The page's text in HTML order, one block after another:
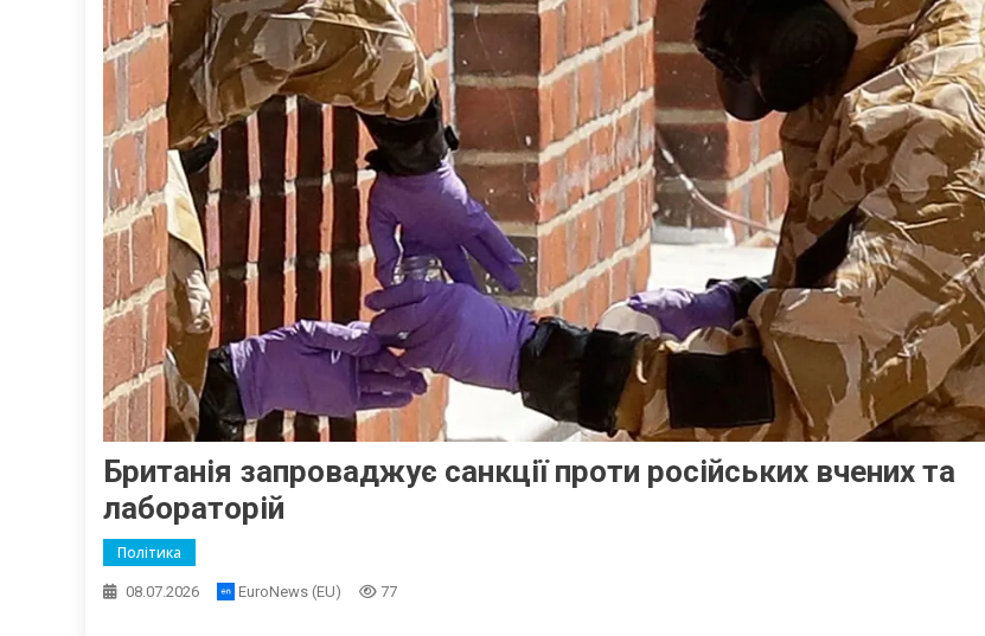
Британія запроваджує санкції проти російських вчених та
лабораторій
Політика
08.07.2026 EuroNews (EU) 77